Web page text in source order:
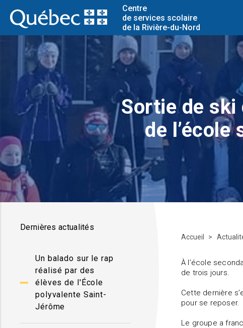
Centre
de services scolaire
de la Rivière-du-Nord
Sortie de ski
de
Dernières actualités
Un balado sur le rap
réalisé par des
élèves de l'École
polyvalente Saint-
Jérôme
Accueil
À l’école
de trois jours.
Cette dernière
pour se reposer.
Le groupe a